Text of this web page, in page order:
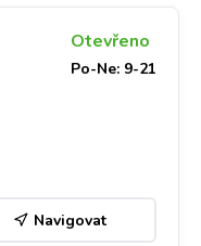
Otevřeno
Po-Ne: 9-21
Navigovat